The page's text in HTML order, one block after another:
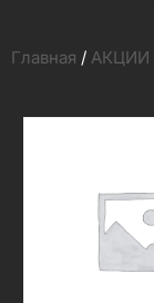
Главная / АКЦИИ